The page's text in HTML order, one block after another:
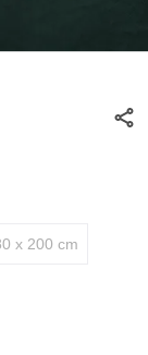
x 200 cm